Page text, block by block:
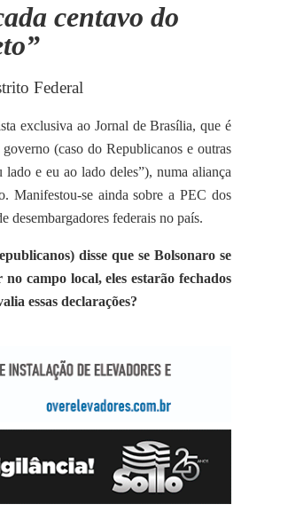
centavo do
Federal
exclusiva ao Jornal de Brasília, que é
(caso do Republicanos e outras
e eu ao lado deles”), numa aliança
Manifestou-se ainda sobre a PEC dos
desembargadores federais no país.
disse que se Bolsonaro se
campo local, eles estarão fechados
essas declarações?